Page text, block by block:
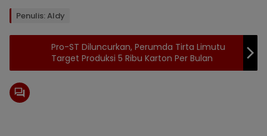
Penulis: Aldy
Pro-ST Diluncurkan, Perumda Tirta Limutu
Target Produksi 5 Ribu Karton Per Bulan